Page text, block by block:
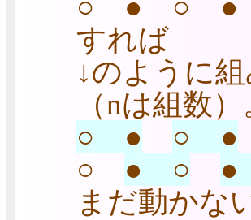
○ ● ○
すれば
↓のように
（nは組数）
○ ●
○ ●
○ ● ○
まだ動かな